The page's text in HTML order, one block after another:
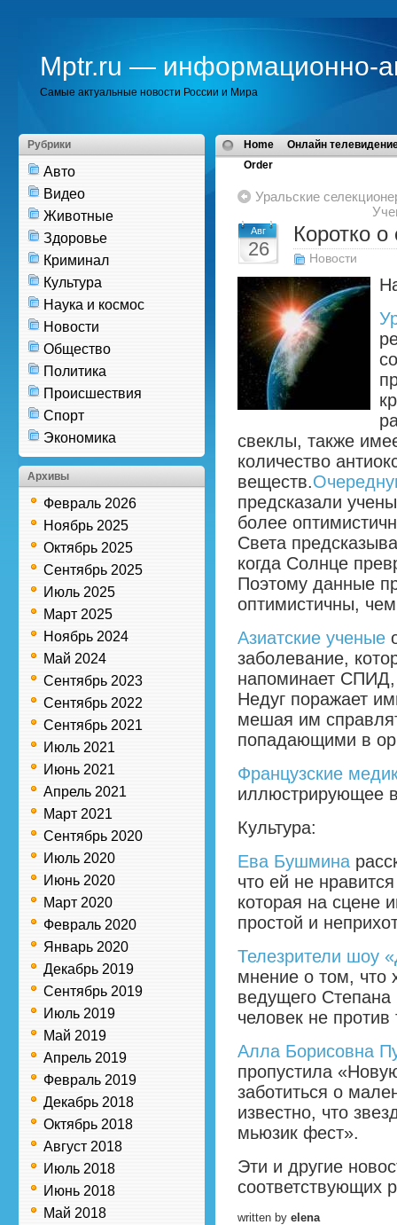
Mptr.ru — информационно-
Самые актуальные новости России и Мира
Рубрики
Авто
Видео
Животные
Здоровье
Криминал
Культура
Наука и космос
Новости
Общество
Политика
Происшествия
Спорт
Экономика
Архивы
Февраль 2026
Ноябрь 2025
Октябрь 2025
Сентябрь 2025
Июль 2025
Март 2025
Ноябрь 2024
Май 2024
Сентябрь 2023
Сентябрь 2022
Сентябрь 2021
Июль 2021
Июнь 2021
Апрель 2021
Март 2021
Сентябрь 2020
Июль 2020
Июнь 2020
Март 2020
Февраль 2020
Январь 2020
Декабрь 2019
Сентябрь 2019
Июль 2019
Май 2019
Апрель 2019
Февраль 2019
Декабрь 2018
Октябрь 2018
Август 2018
Июль 2018
Июнь 2018
Май 2018
Home
Онлайн
Order
Уральские
Авг
26
Коротко
Новости
свеклы, также
количество
веществ.
предсказали
более
Света
когда Солнце
Поэтому данные
оптимистичны,
Азиатские ученые
заболевание,
напоминает СПИД,
Недуг поражает
мешая им
попадающими в
Французские
иллюстрирующее
Культура:
Ева Бушмина
что ей не
которая на сцене
простой и
Телезрители шоу
мнение о том, что
ведущего
человек не
Алла Борисовна
пропустила
заботиться о
известно, что
мьюзик фест».
Эти и другие
соответствующих
written by elena